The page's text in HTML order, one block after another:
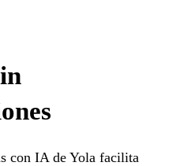
con IA de Yola facilita